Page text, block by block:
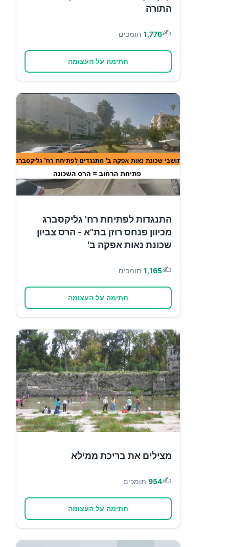
התורה
✍️
1,776 תומכים
חתימה על העצומה
התנגדות לפתיחת רח' גליקסברג
מכיוון פנחס רוזן בת"א - הרס צביון
שכונת נאות אפקה ב'
✍️
1,165 תומכים
חתימה על העצומה
מצילים את בריכת ממילא
✍️
954 תומכים
חתימה על העצומה